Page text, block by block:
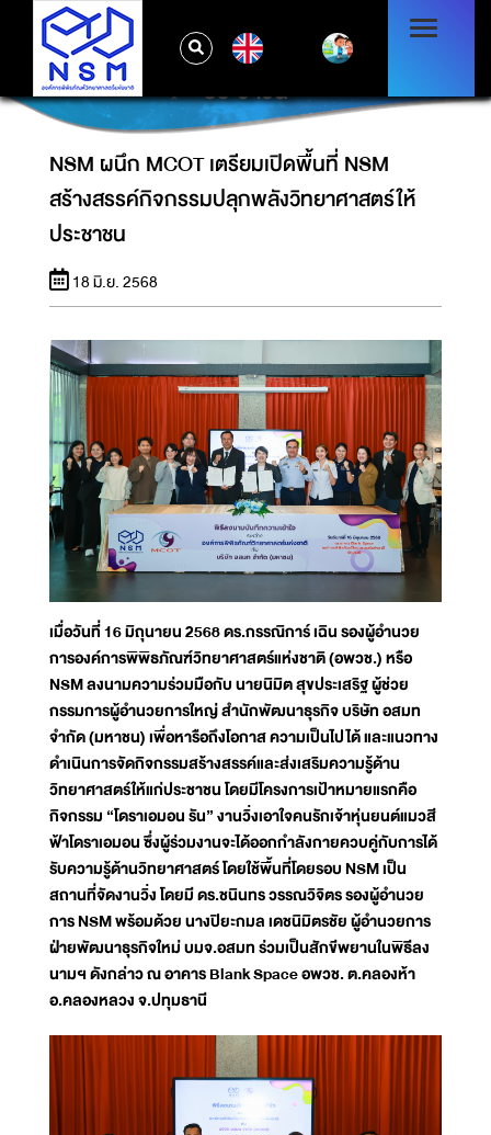
NSM ผนึก MCOT เตรียมเปิดพื้นที่ NSM
สร้างสรรค์กิจกรรมปลุกพลังวิทยาศาสตร์ให้
ประชาชน
NSM ผนึก MCOT เตรียมเปิดพื้นที่ NSM
สร้างสรรค์กิจกรรมปลุกพลังวิทยาศาสตร์ให้
ประชาชน
18 มิ.ย. 2568
เมื่อวันที่ 16 มิถุนายน 2568 ดร.กรรณิการ์ เฉิน รองผู้อำนวย
การองค์การพิพิธภัณฑ์วิทยาศาสตร์แห่งชาติ (อพวช.) หรือ
NSM ลงนามความร่วมมือกับ นายนิมิต สุขประเสริฐ ผู้ช่วย
กรรมการผู้อำนวยการใหญ่ สำนักพัฒนาธุรกิจ บริษัท อสมท
จำกัด (มหาชน) เพื่อหารือถึงโอกาส ความเป็นไปได้ และแนวทาง
ดำเนินการจัดกิจกรรมสร้างสรรค์และส่งเสริมความรู้ด้าน
วิทยาศาสตร์ให้แก่ประชาชน โดยมีโครงการเป้าหมายแรกคือ
กิจกรรม “โดราเอมอน รัน” งานวิ่งเอาใจคนรักเจ้าหุ่นยนต์แมวสี
ฟ้าโดราเอมอน ซึ่งผู้ร่วมงานจะได้ออกกำลังกายควบคู่กับการได้
รับความรู้ด้านวิทยาศาสตร์ โดยใช้พื้นที่โดยรอบ NSM เป็น
สถานที่จัดงานวิ่ง โดยมี ดร.ชนินทร วรรณวิจิตร รองผู้อำนวย
การ NSM พร้อมด้วย นางปิยะกมล เดชนิมิตรชัย ผู้อำนวยการ
ฝ่ายพัฒนาธุรกิจใหม่ บมจ.อสมท ร่วมเป็นสักขีพยานในพิธีลง
นามฯ ดังกล่าว ณ อาคาร Blank Space อพวช. ต.คลองห้า
อ.คลองหลวง จ.ปทุมธานี